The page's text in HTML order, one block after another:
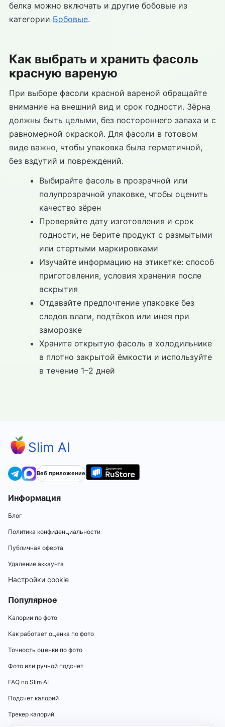
белка можно включать и другие бобовые из
категории Бобовые.
Как выбрать и хранить фасоль
красную вареную
При выборе фасоли красной вареной обращайте
внимание на внешний вид и срок годности. Зёрна
должны быть целыми, без постороннего запаха и с
равномерной окраской. Для фасоли в готовом
виде важно, чтобы упаковка была герметичной,
без вздутий и повреждений.
Выбирайте фасоль в прозрачной или
полупрозрачной упаковке, чтобы оценить
качество зёрен
Проверяйте дату изготовления и срок
годности, не берите продукт с размытыми
или стертыми маркировками
Изучайте информацию на этикетке: способ
приготовления, условия хранения после
вскрытия
Отдавайте предпочтение упаковке без
следов влаги, подтёков или инея при
заморозке
Храните открытую фасоль в холодильнике
в плотно закрытой ёмкости и используйте
в течение 1–2 дней
Slim AI
Веб приложение
Информация
Блог
Политика конфиденциальности
Публичная оферта
Удаление аккаунта
Настройки cookie
Популярное
Калории по фото
Как работает оценка по фото
Точность оценки по фото
Фото или ручной подсчет
FAQ по Slim AI
Подсчет калорий
Трекер калорий